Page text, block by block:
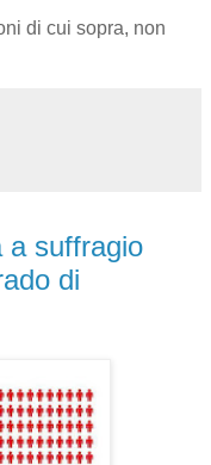
di cui sopra, non
a suffragio
di